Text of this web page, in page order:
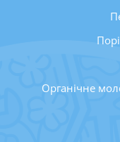
Органічне